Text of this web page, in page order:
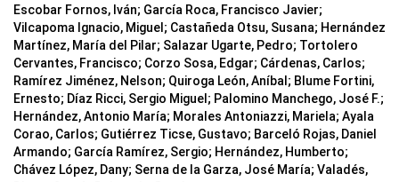
Escobar Fornos, Iván; García Roca, Francisco Javier;
Vilcapoma Ignacio, Miguel ; Castañeda Otsu, Susana; Hernández
Martínez, María del Pilar; Salazar Ugarte, Pedro; Tortolero
Cervantes, Francisco; Corzo Sosa, Edgar; Cárdenas, Carlos;
Ramírez Jiménez, Nelson; Quiroga León, Aníbal ; Blume Fortini,
Ernesto; Díaz Ricci, Sergio Miguel ; Palomino Manchego, José F.;
Hernández, Antonio María; Morales Antoniazzi, Mariela; Ayala
Corao, Carlos; Gutiérrez Ticse, Gustavo; Barceló Rojas, Daniel
Armando; García Ramírez, Sergio; Hernández, Humberto;
Chávez López, Dany; Serna de la Garza, José María; Valadés,